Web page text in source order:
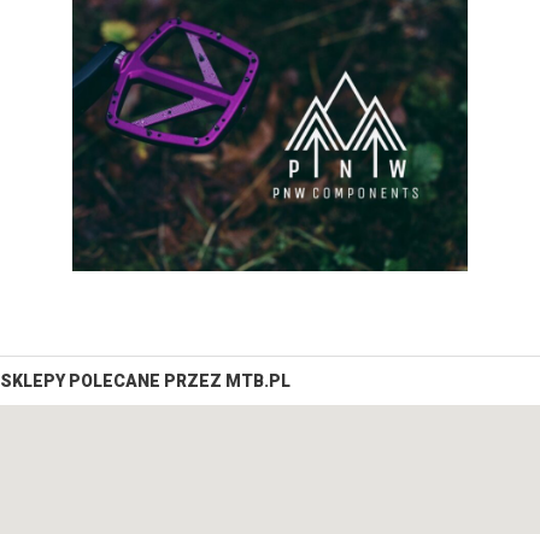
SKLEPY POLECANE PRZEZ MTB.PL